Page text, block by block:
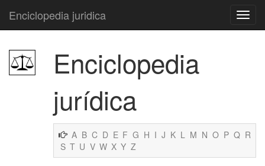
Enciclopedia juridica
Enciclopedia
jurídica
A B C D E F G H I J K L M N O P Q R
S T U V W X Y Z